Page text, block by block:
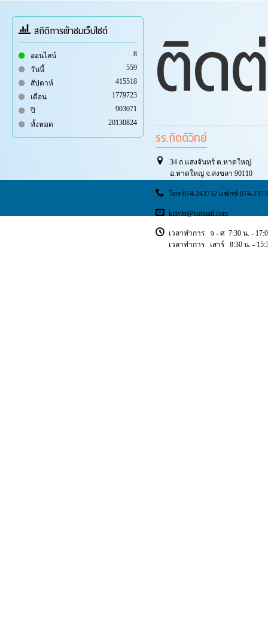
สถิติการเข้าชมเว็บไซต์
ออนไลน์
8
วันนี้
559
สัปดาห์
415518
เดือน
1779723
ปี
903071
ทั้งหมด
20130824 ติด
รร.กิตติวิทย์
34 ถ.แสงจันทร์ ต.หาดใหญ่
อ.หาดใหญ่ จ.สงขลา 90110
โทร 074-243752 แฟกซ์ 074-
kitivitt@hotmail.com
เวลาทำการ จ - ศ 7:30 น. -
เวลาทำการ เสาร์ 8:30 น. -